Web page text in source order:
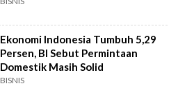
Ekonomi Indonesia Tumbuh 5,29
Persen, BI Sebut Permintaan
Domestik Masih Solid
BISNIS